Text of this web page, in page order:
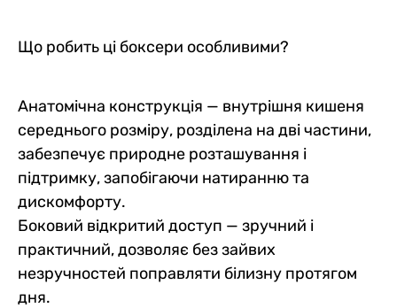
Що робить ці боксери особливими?
Анатомічна конструкція — внутрішня кишеня
середнього розміру, розділена на дві частини,
забезпечує природне розташування і
підтримку, запобігаючи натиранню та
дискомфорту.
Боковий відкритий доступ — зручний і
практичний, дозволяє без зайвих
незручностей поправляти білизну протягом
дня.